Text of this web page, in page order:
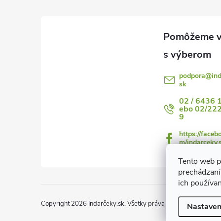
Tento web
ich
ý
u
podpora@
sk
02 / 6436
ebo 02/
9
https://
m/
Copyright 2026 Indarčeky.sk. Všetky práva vyhradené.Upraviť